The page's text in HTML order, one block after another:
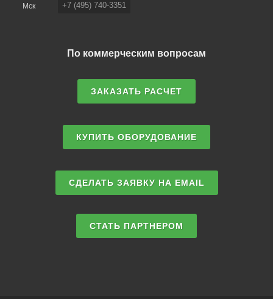
Мск
+7 (495) 740-3351
По коммерческим вопросам
ЗАКАЗАТЬ РАСЧЕТ
КУПИТЬ ОБОРУДОВАНИЕ
СДЕЛАТЬ ЗАЯВКУ НА EMAIL
СТАТЬ ПАРТНЕРОМ